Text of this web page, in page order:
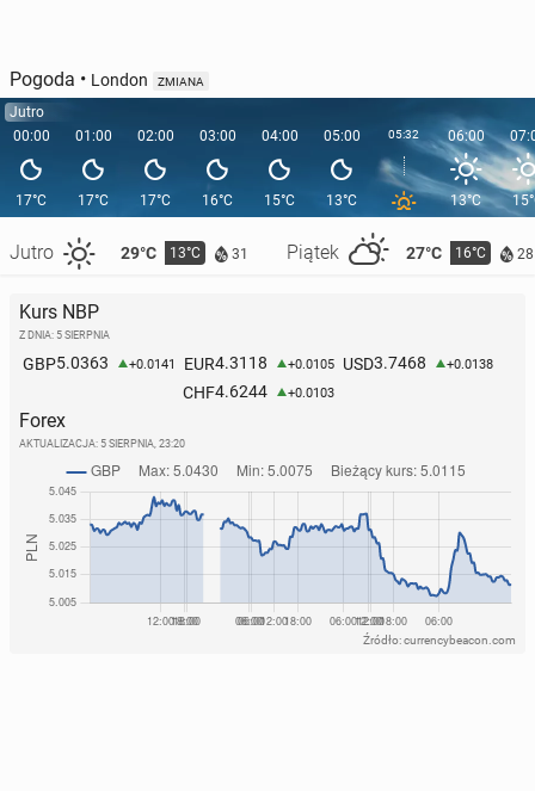
Pogoda • London ZMIANA
Jutro
00:00
17°C
Jutro 29°C 13°C 31 Piątek 27°C 16°C 28
01:00
17°C
02:00
17°C
03:00
16°C
04:00
15°C
05:00
13°C
05:32 06:00
13°C
Kurs NBP
Z DNIA: 5 SIERPNIA
GBP5.0363 +0.0141 EUR4.3118 +0.0105 USD3.7468 +0.0138
CHF4.6244 +0.0103
Forex
AKTUALIZACJA: 5 SIERPNIA, 23:20
Źródło: currencybeacon.com